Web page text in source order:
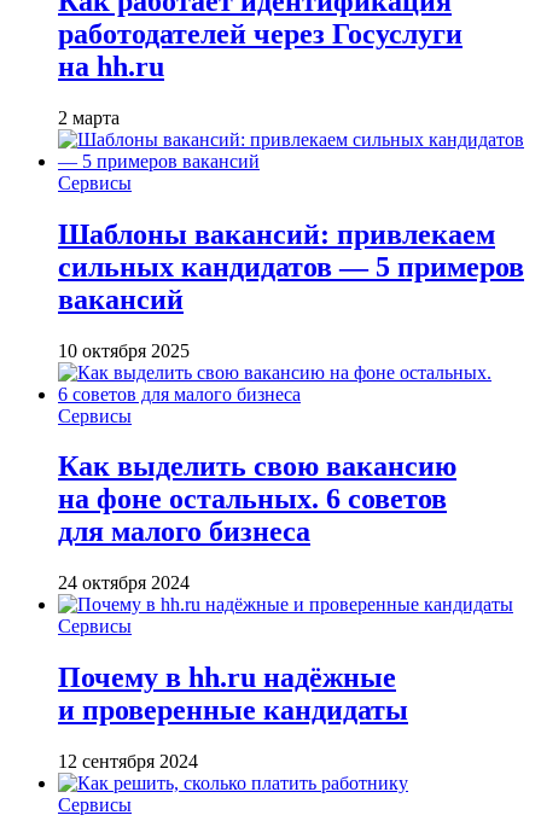
работодателей через Госуслуги
на hh.ru
2 марта
Сервисы
Шаблоны вакансий: привлекаем
сильных кандидатов — 5 примеров
вакансий
10 октября 2025
Сервисы
Как выделить свою вакансию
на фоне остальных. 6 советов
для малого бизнеса
24 октября 2024
Сервисы
Почему в hh.ru надёжные
и проверенные кандидаты
12 сентября 2024
Сервисы